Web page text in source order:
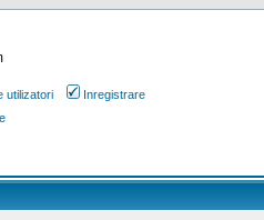
utilizatori
Inregistrare